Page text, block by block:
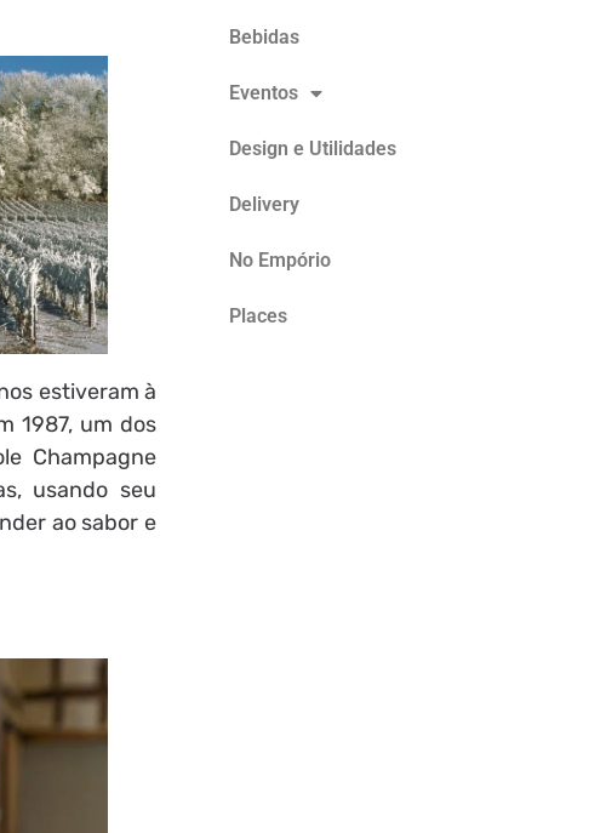
estiveram à
1987, um dos
Champagne
usando seu
ao sabor e
Bebidas
Eventos
Design e Utilidades
Delivery
No Empório
Places